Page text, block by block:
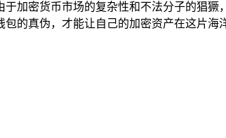
加密货币市场的复杂性和不法分子的猖
的真伪，才能让自己的加密资产在这片